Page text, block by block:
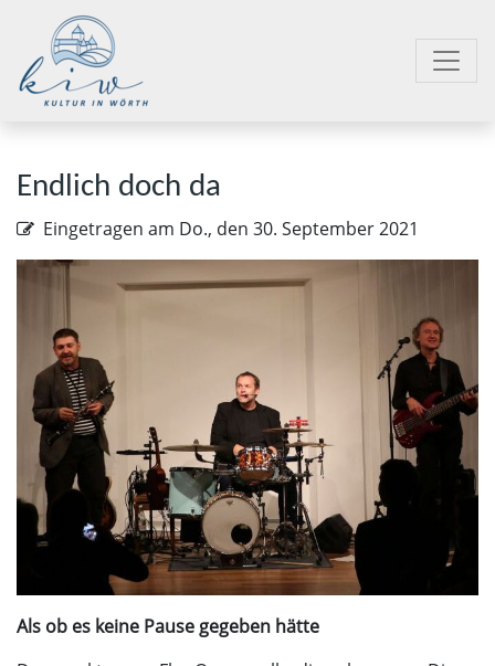
Endlich doch da
Eingetragen am Do., den 30. September 2021
Als ob es keine Pause gegeben hätte